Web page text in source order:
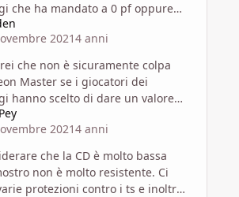
che ha mandato a 0 pf oppure
sono stati bersagliati
che gli azzera l'intellig
20214 anni
che non è sicuramente colpa
Master se i giocatori dei
hanno scelto di dare un valore
I Tiri Salvezza
su tutte
20214 anni
che la CD è molto bassa
non è molto resistente. Ci
protezioni contro i ts e inoltre